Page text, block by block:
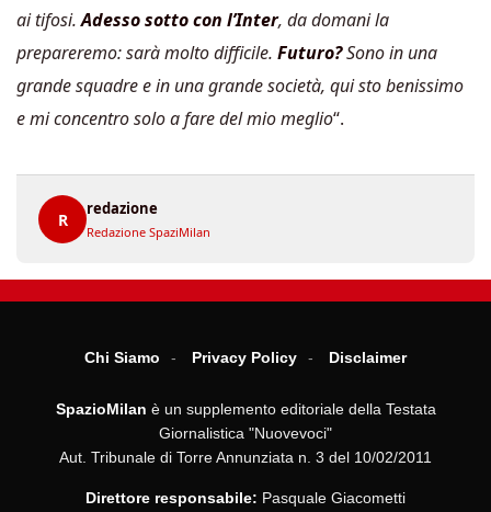
ai tifosi.Adesso sotto con l’Inter, da domani la
prepareremo: sarà molto difficile. Futuro?Sono in una
grande squadre e in una grande società, qui sto benissimo
e mi concentro solo a fare del mio meglio“.
R
redazione
Redazione SpaziMilan
Chi Siamo Privacy Policy Disclaimer
SpazioMilan è un supplemento editoriale della Testata
Giornalistica "Nuovevoci"
Aut. Tribunale di Torre Annunziata n. 3 del 10/02/2011
Direttore responsabile: Pasquale Giacometti